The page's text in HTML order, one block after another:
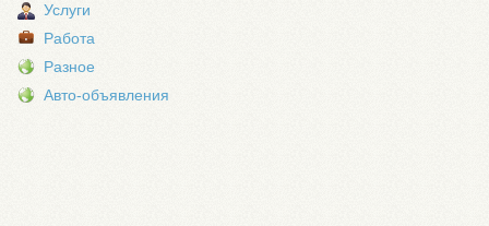
Услуги
Работа
Разное
Авто-объявления